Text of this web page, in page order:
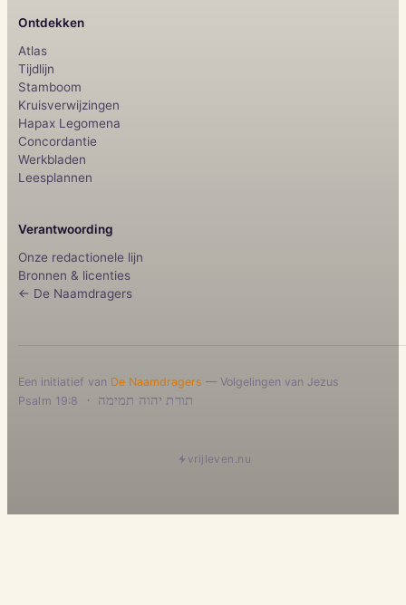
Ontdekken
Atlas
Tijdlijn
Stamboom
Kruisverwijzingen
Hapax Legomena
Concordantie
Werkbladen
Leesplannen
Verantwoording
Onze redactionele lijn
Bronnen & licenties
← De Naamdragers
Een initiatief van De Naamdragers — Volgelingen van Jezus
תורת יהוה תמימה ·
Psalm 19:8
vrijleven.nu